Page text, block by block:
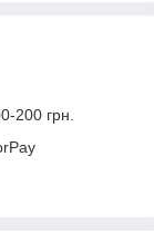
200 грн.